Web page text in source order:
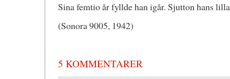
Sina femtio år fyllde han igår. Sjutton hans
(Sonora 9005, 1942)
5 KOMMENTARER